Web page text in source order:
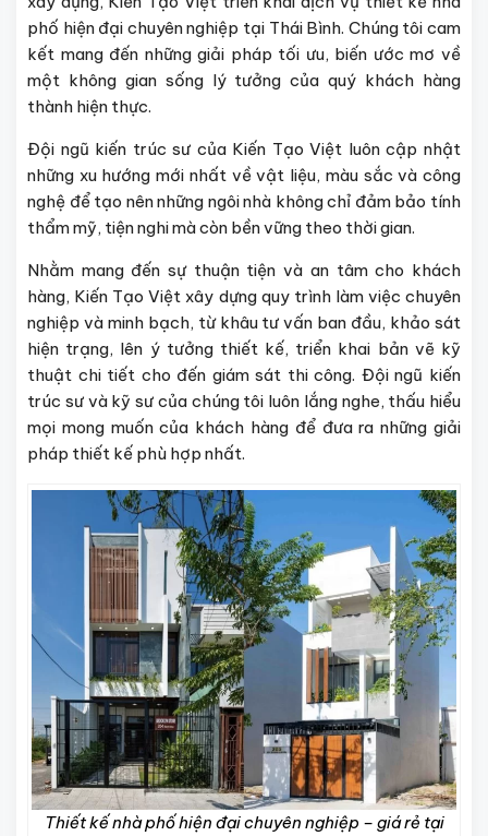
phố hiện đại chuyên nghiệp tại Thái Bình. Chúng tôi cam
kết mang đến những giải pháp tối ưu, biến ước mơ về
một không gian sống lý tưởng của quý khách hàng
thành hiện thực.
Đội ngũ kiến trúc sư của Kiến Tạo Việt luôn cập nhật
những xu hướng mới nhất về vật liệu, màu sắc và công
nghệ để tạo nên những ngôi nhà không chỉ đảm bảo tính
thẩm mỹ, tiện nghi mà còn bền vững theo thời gian.
Nhằm mang đến sự thuận tiện và an tâm cho khách
hàng, Kiến Tạo Việt xây dựng quy trình làm việc chuyên
nghiệp và minh bạch, từ khâu tư vấn ban đầu, khảo sát
hiện trạng, lên ý tưởng thiết kế, triển khai bản vẽ kỹ
thuật chi tiết cho đến giám sát thi công. Đội ngũ kiến
trúc sư và kỹ sư của chúng tôi luôn lắng nghe, thấu hiểu
mọi mong muốn của khách hàng để đưa ra những giải
pháp thiết kế phù hợp nhất.
Thiết kế nhà phố hiện đại chuyên nghiệp – giá rẻ tại